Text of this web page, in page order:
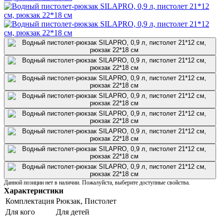
Данной позиции нет в наличии. Пожалуйста, выберите доступные свойства.
Характеристики
Комплектация Рюкзак, Пистолет
Для кого
Для детей